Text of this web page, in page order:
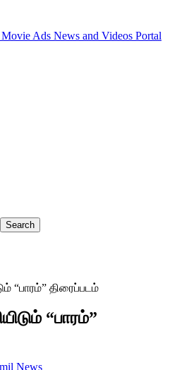
Ads News and Videos Portal
“பாரம்” திரைப்படம்
“பாரம்”
News